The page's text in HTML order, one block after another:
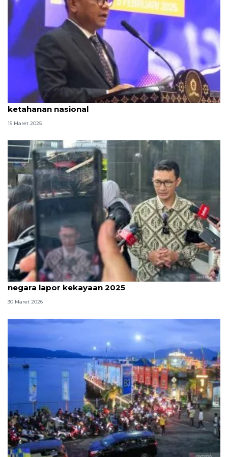
Gubernur Lemhannas sebut rasa syukur perkokoh
ketahanan nasional
15 Maret 2025
Jelang tenggat, KPK ingatkan penyelenggara
negara lapor kekayaan 2025
30 Maret 2026